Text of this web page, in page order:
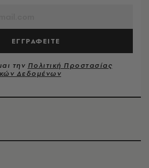
ΕΓΓΡΑΦΕΙΤΕ
την Πολιτική Προστασίας
Δεδομένων